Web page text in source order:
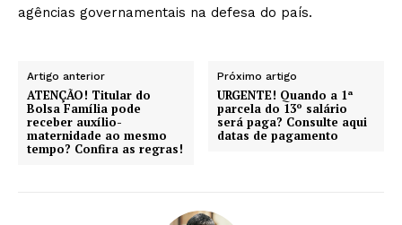
agências governamentais na defesa do país.
Artigo anterior
ATENÇÃO! Titular do
Bolsa Família pode
receber auxílio-
maternidade ao mesmo
tempo? Confira as regras!
Próximo artigo
URGENTE! Quando a 1ª
parcela do 13º salário
será paga? Consulte aqui
datas de pagamento